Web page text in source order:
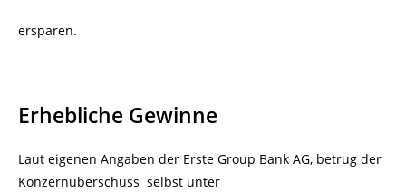
ersparen.
Erhebliche Gewinne
Laut eigenen Angaben der Erste Group Bank AG, betrug der
Konzernüberschuss selbst unter